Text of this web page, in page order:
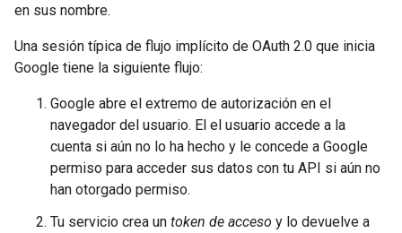
en sus nombre.
Una sesión típica de flujo implícito de OAuth 2.0 que inicia
Google tiene la siguiente flujo:
Google abre el extremo de autorización en el
navegador del usuario. El el usuario accede a la
cuenta si aún no lo ha hecho y le concede a Google
permiso para acceder sus datos con tu API si aún no
han otorgado permiso.
Tu servicio crea un token de acceso y lo devuelve a